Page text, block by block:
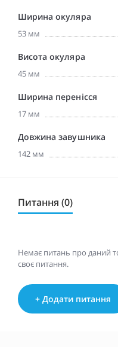
Ширина окуляра
53 мм
Висота окуляра
45 мм
Ширина перенісся
17 мм
Довжина завушника
142 мм
Питання (0)
Немає питань про даний
своє питання.
+ Додати питання